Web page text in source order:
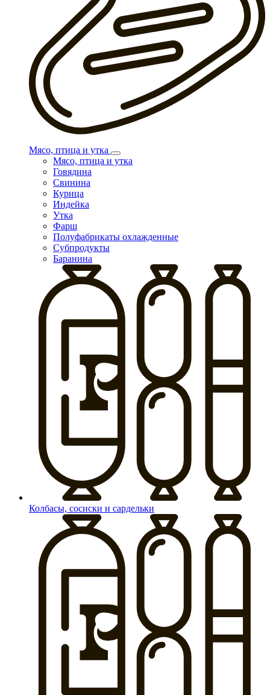
Мясо, птица и утка
Мясо, птица и утка
Говядина
Свинина
Курица
Индейка
Утка
Фарш
Полуфабрикаты охлажденные
Субпродукты
Баранина
Колбасы, сосиски и сардельки